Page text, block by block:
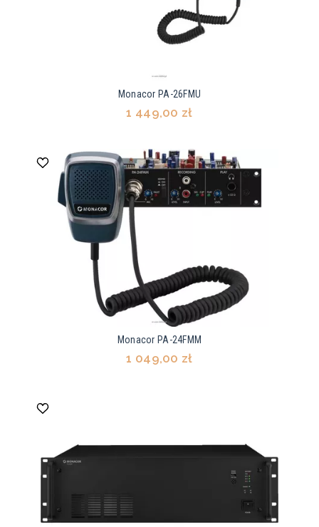
Monacor PA-26FMU
1 449,00 zł
Monacor PA-24FMM
1 049,00 zł